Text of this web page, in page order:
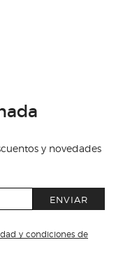
y novedades
ENVIAR
y condiciones de